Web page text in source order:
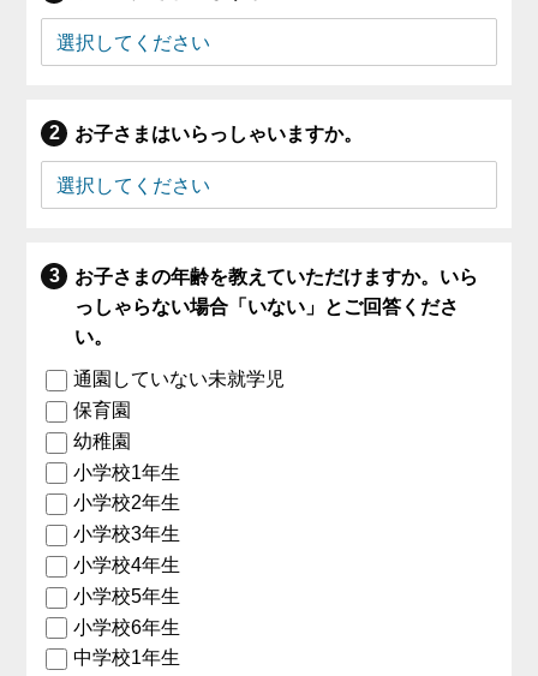
お子さまはいらっしゃいますか。
お子さまの年齢を教えていただけますか。いら
っしゃらない場合「いない」とご回答くださ
い。
通園していない未就学児
保育園
幼稚園
小学校1年生
小学校2年生
小学校3年生
小学校4年生
小学校5年生
小学校6年生
中学校1年生